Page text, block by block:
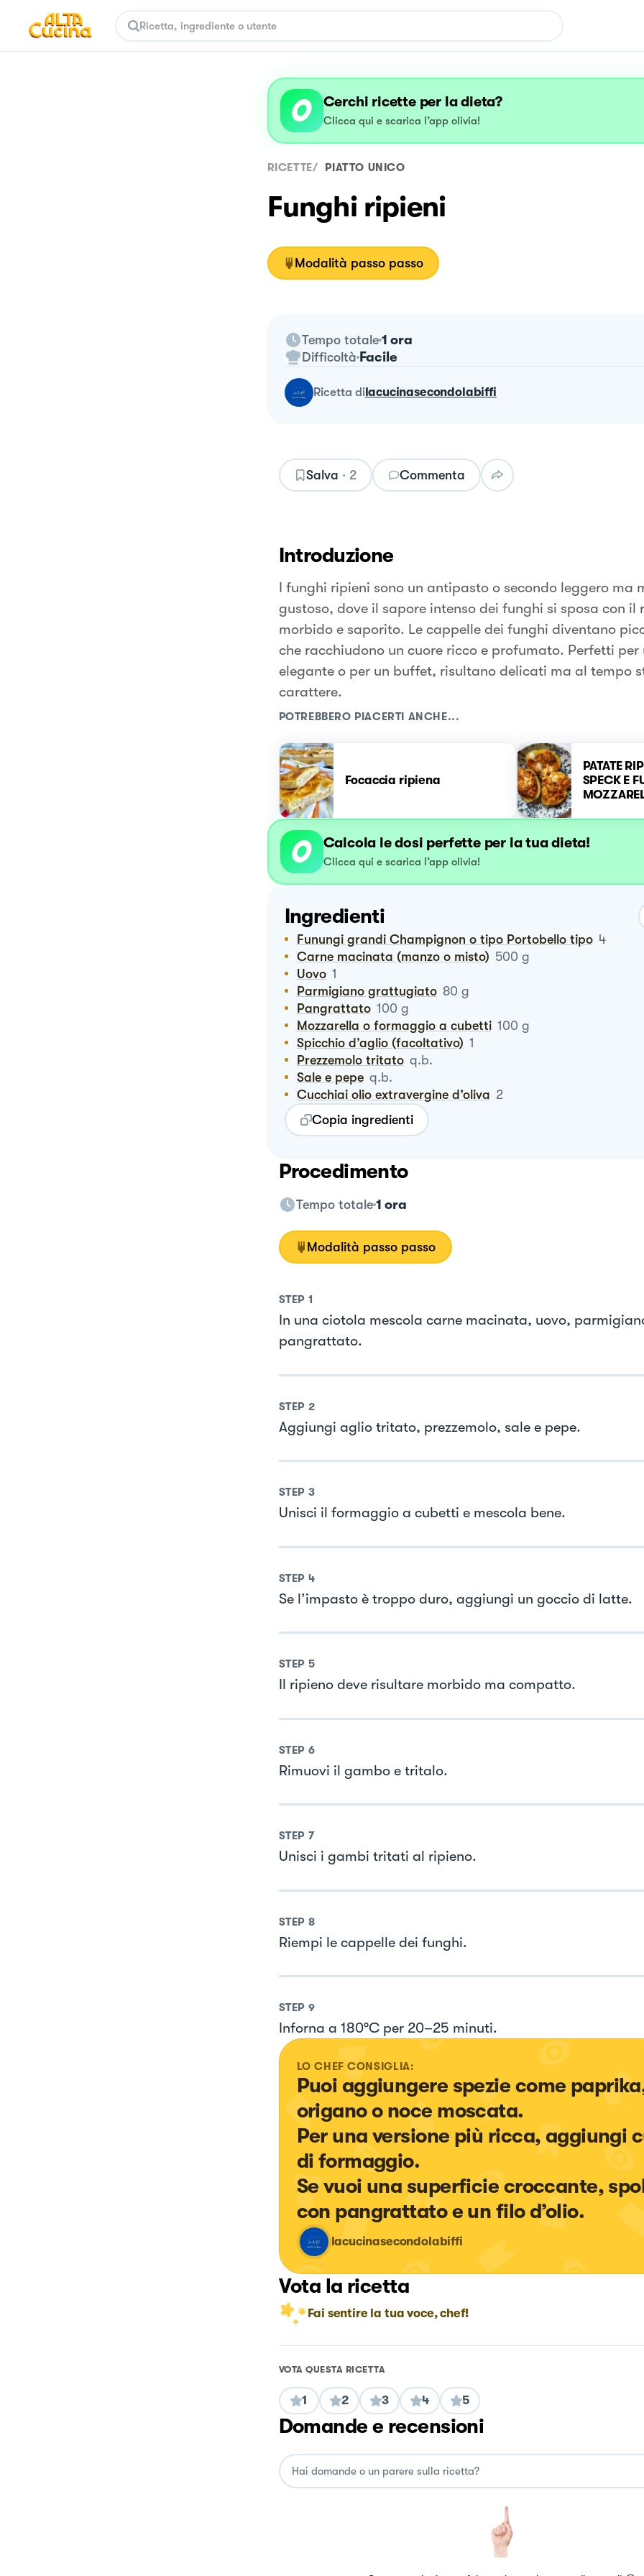
Cerchi ricette per la dieta?
Clicca qui e scarica l’app olivia!
RICETTE/ PIATTO UNICO
Funghi ripieni
Modalità passo passo
Tempo totale 1 ora
Difficoltà Facile
ricetta dilacucinasecondolabiffi
Salva · 2 Commenta
Introduzione
I funghi ripieni sono un antipasto o secondo leggero ma
gustoso, dove il sapore intenso dei funghi si sposa con il
morbido e saporito. Le cappelle dei funghi diventano
che racchiudono un cuore ricco e profumato. Perfetti per
elegante o per un buffet, risultano delicati ma al tempo
carattere.
POTREBBERO PIACERTI ANCHE...
Focaccia ripiena
PATATE
SPECK E
Calcola le dosi perfette per la tua dieta!
Clicca qui e scarica l’app olivia!
Ingredienti
Funungi grandi Champignon o tipo Portobello tipo 4
Carne macinata (manzo o misto) 500 g
Uovo 1
Parmigiano grattugiato 80 g
Pangrattato 100 g
Mozzarella o formaggio a cubetti 100 g
Spicchio d’aglio (facoltativo) 1
Prezzemolo tritato q.b.
Sale e pepe q.b.
Cucchiai olio extravergine d’oliva 2
Copia ingredienti
Procedimento
Tempo totale 1 ora
Modalità passo passo
STEP 1
In una ciotola mescola carne macinata, uovo,
pangrattato.
STEP 2
Aggiungi aglio tritato, prezzemolo, sale e pepe.
STEP 3
Unisci il formaggio a cubetti e mescola bene.
STEP 4
Se l’impasto è troppo duro, aggiungi un goccio di latte.
STEP 5
Il ripieno deve risultare morbido ma compatto.
STEP 6
Rimuovi il gambo e tritalo.
STEP 7
Unisci i gambi tritati al ripieno.
STEP 8
Riempi le cappelle dei funghi.
STEP 9
Inforna a 180°C per 20–25 minuti.
LO CHEF CONSIGLIA:
Puoi aggiungere spezie come
origano o noce moscata.
Per una versione più ricca, aggiungi
di formaggio.
Se vuoi una superficie croccante,
con pangrattato e un filo d’olio.
lacucinasecondolabiffi
Vota la ricetta
Fai sentire la tua voce, chef!
VOTA QUESTA RICETTA
1 2 3 4 5
Domande e recensioni